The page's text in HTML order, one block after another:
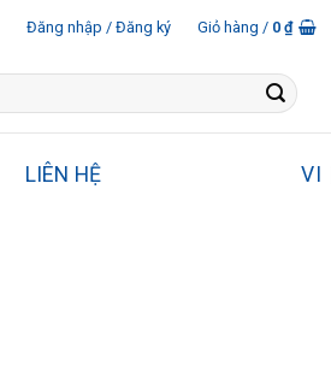
Đăng nhập / Đăng ký Giỏ hàng / 0₫
LIÊN HỆ VI